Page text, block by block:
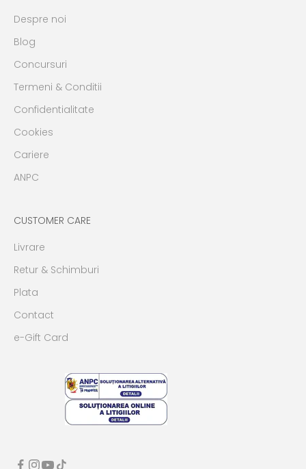
Despre noi
Blog
Concursuri
Termeni & Conditii
Confidentialitate
Cookies
Cariere
ANPC
CUSTOMER CARE
Livrare
Retur & Schimburi
Plata
Contact
e-Gift Card